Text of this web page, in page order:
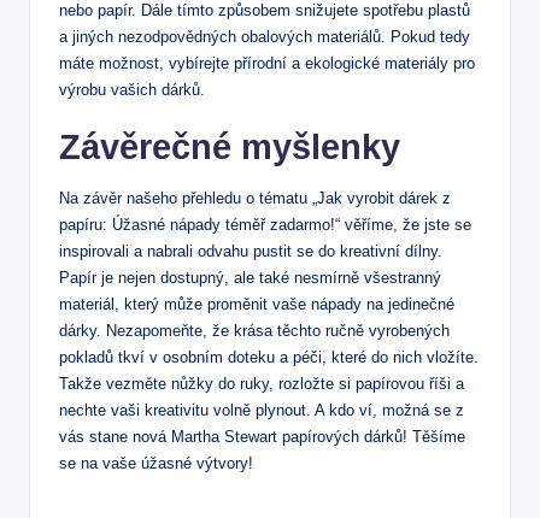
nebo papír. Dále tímto způsobem snižujete spotřebu plastů
a jiných nezodpovědných obalových materiálů. Pokud tedy
máte možnost, vybírejte přírodní a ekologické materiály pro
výrobu vašich dárků.
Závěrečné myšlenky
Na závěr našeho přehledu o tématu „Jak vyrobit dárek z
papíru: Úžasné nápady téměř zadarmo!“ věříme, že jste se
inspirovali a nabrali odvahu pustit se do kreativní dílny.
Papír je nejen dostupný, ale také nesmírně všestranný
materiál, který může proměnit vaše nápady na jedinečné
dárky. Nezapomeňte, že krása těchto ručně vyrobených
pokladů tkví v osobním doteku a péči, které do nich vložíte.
Takže vezměte nůžky do ruky, rozložte si papírovou říši a
nechte vaši kreativitu volně plynout. A kdo ví, možná se z
vás stane nová Martha Stewart papírových dárků! Těšíme
se na vaše úžasné výtvory!